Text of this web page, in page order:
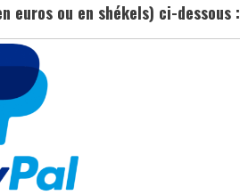
euros ou en shékels) ci-dessous :